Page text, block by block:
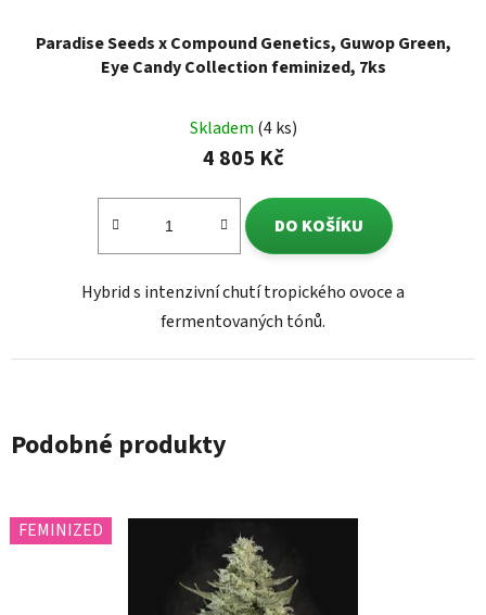
Paradise Seeds x Compound Genetics, Guwop Green,
Eye Candy Collection feminized, 7ks
Skladem (4 ks)
4 805 Kč
DO KOŠÍKU
Hybrid s intenzivní chutí tropického ovoce a
fermentovaných tónů.
Podobné produkty
FEMINIZED